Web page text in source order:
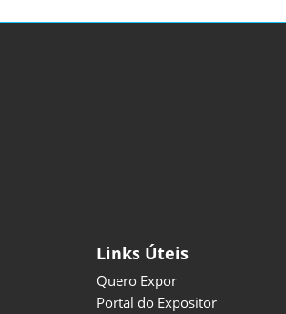
Links Úteis
Quero Expor
Portal do Expositor